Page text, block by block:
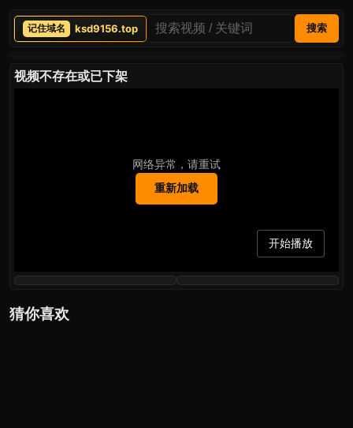
ksd9156.top 搜索
视频不存在或已下架
网络异常，请重试
重新加载
开始播放
猜你喜欢